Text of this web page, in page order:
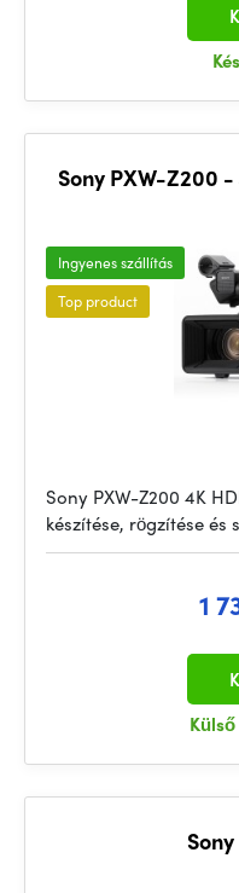
Sony PXW-Z200
Ingyenes szállítás
Top product
Sony PXW-Z200 4K
készítése, rögzítése
1